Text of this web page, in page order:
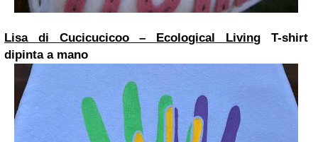
Lisa di Cucicucicoo – Ecological Living
T-shirt
dipinta a mano